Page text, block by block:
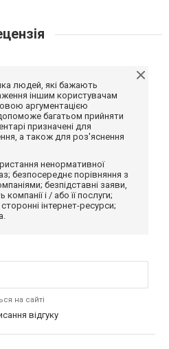
людей, які бажають
іншим користувачам
аргументацією
багатьом прийняти
призначені для
а також для роз'яснення
ненормативної
безпосереднє порівняння з
безпідставні заяви,
і / або її послуги;
інтернет-ресурси;
на сайті
відгуку